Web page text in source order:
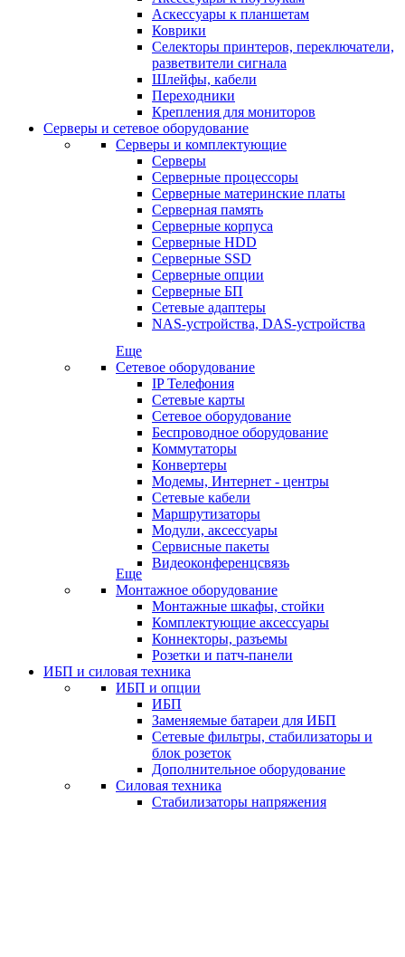
Аскессуары к планшетам
Коврики
Селекторы принтеров, переключатели,
разветвители сигнала
Шлейфы, кабели
Переходники
Крепления для мониторов
Серверы и сетевое оборудование
Серверы и комплектующие
Серверы
Серверные процессоры
Серверные материнские платы
Серверная память
Серверные корпуса
Серверные HDD
Серверные SSD
Серверные опции
Серверные БП
Сетевые адаптеры
NAS-устройства, DAS-устройства
Еще
Сетевое оборудование
IP Телефония
Сетевые карты
Сетевое оборудование
Беспроводное оборудование
Коммутаторы
Конвертеры
Модемы, Интернет - центры
Сетевые кабели
Маршрутизаторы
Модули, аксессуары
Сервисные пакеты
Видеоконференцсвязь
Еще
Монтажное оборудование
Монтажные шкафы, стойки
Комплектующие аксессуары
Коннекторы, разъемы
Розетки и патч-панели
ИБП и силовая техника
ИБП и опции
ИБП
Заменяемые батареи для ИБП
Сетевые фильтры, стабилизаторы и
блок розеток
Дополнительное оборудование
Силовая техника
Стабилизаторы напряжения